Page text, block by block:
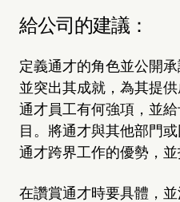
給公司的建議：
定義通才的角色並公開
並突出其成就，為其提
通才員工有何強項，並
目。將通才與其他部門
通才跨界工作的優勢，並
在讚賞通才時要具體，